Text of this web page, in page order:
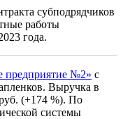
субподрядчиков
работы
года.
предприятие №2» с
Выручка в
(+174 %). По
системы